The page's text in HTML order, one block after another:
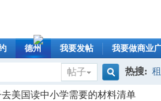
德州 我要发帖 我要做商业
帖子
搜
热搜:
去美国读中小学需要的材料清单